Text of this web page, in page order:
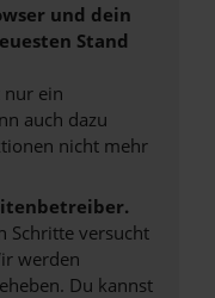
und dein
Stand
nur ein
auch dazu
nicht mehr
Schritte versucht
werden
Du kannst